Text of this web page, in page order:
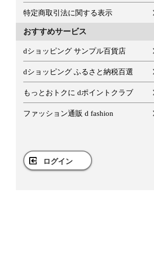
特定商取引法に関する表示
おすすめサービス
dショッピング サンプル百貨店
dショッピング ふるさと納税百選
もっとおトクに dポイントクラブ
ファッション通販 d fashion
ログイン